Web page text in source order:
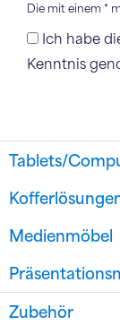
Die mit einem *
Ich habe
Kenntnis
Tablets/
Medienmöbel
Zubehör